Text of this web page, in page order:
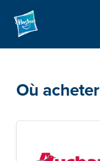
Où acheter